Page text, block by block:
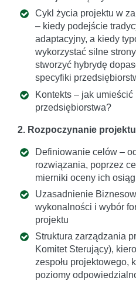
Cykl życia projektu w
– kiedy podejście
adaptacyjny, a kiedy
wykorzystać silne
stworzyć hybrydę
specyfiki
Kontekts – jak
przedsiębiorstwa?
2. Rozpoczynanie projektu
Definiowanie celów –
rozwiązania, poprzez
mierniki oceny ich
Uzasadnienie
wykonalności i wybór
projektu
Struktura zarządzania
Komitet Sterujący),
zespołu projektowego,
poziomy